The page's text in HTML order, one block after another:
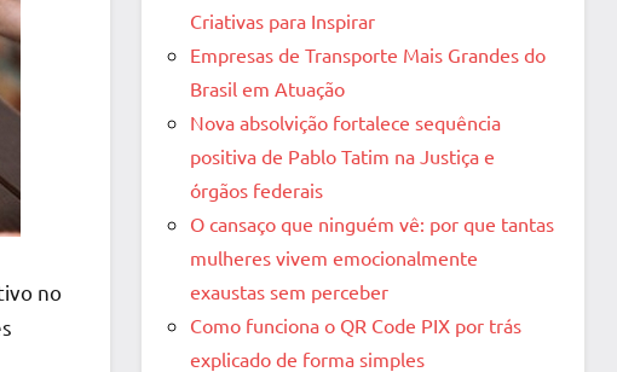
no
Criativas para Inspirar
Empresas de Transporte Mais Grandes do
Brasil em Atuação
Nova absolvição fortalece sequência
positiva de Pablo Tatim na Justiça e
órgãos federais
O cansaço que ninguém vê: por que tantas
mulheres vivem emocionalmente
exaustas sem perceber
Como funciona o QR Code PIX por trás
explicado de forma simples